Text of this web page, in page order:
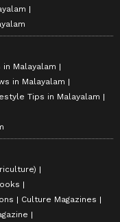
Malayalam
in Malayalam
Tips in Malayalam
Culture Magazines